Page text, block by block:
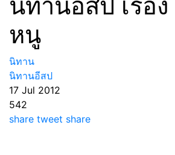
หนู
นิทาน
นิทานอีสป
17 Jul 2012
542
share tweet share